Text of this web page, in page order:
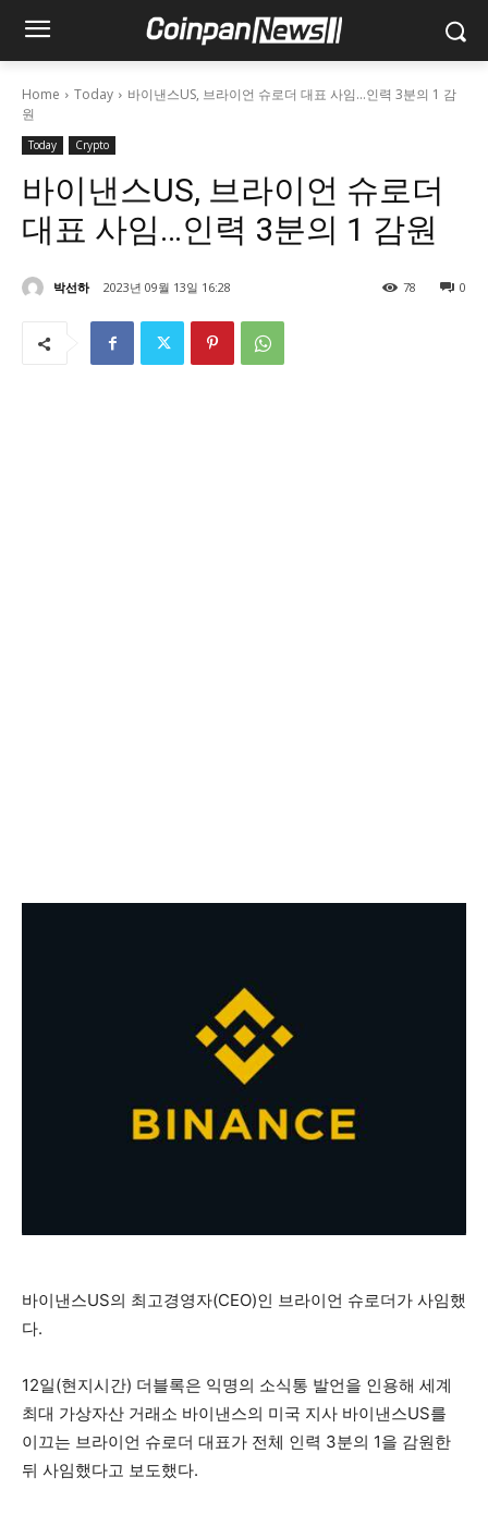
Home Today
바이낸스US, 브라이언 슈로더 대표 사임…인력 3분의 1 감
원
Today Crypto
바이낸스US, 브라이언 슈로더
대표 사임…인력 3분의 1 감원
박선하 2023년 09월 13일 16:28 0
78
바이낸스US의 최고경영자(CEO)인 브라이언 슈로더가 사임했
다.
12일(현지시간) 더블록은 익명의 소식통 발언을 인용해 세계
최대 가상자산 거래소 바이낸스의 미국 지사 바이낸스US를
이끄는 브라이언 슈로더 대표가 전체 인력 3분의 1을 감원한
뒤 사임했다고 보도했다.